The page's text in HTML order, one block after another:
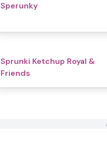
Sperunky
Sprunki Ketchup Royal &
Friends